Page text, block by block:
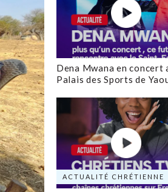
Dena Mwana en concert
Palais des Sports de
ACTUALITÉ CHRÉTIENNE